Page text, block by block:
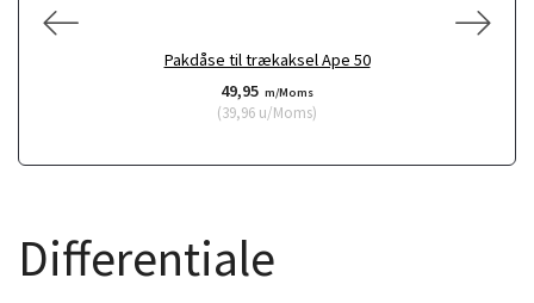
Pakdåse til trækaksel Ape 50
49,95 m/Moms
(39,96 u/Moms)
Differentiale